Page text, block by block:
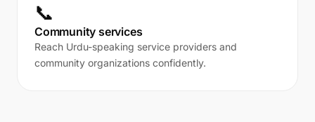
📞
Community services
Reach Urdu-speaking service providers and
community organizations confidently.